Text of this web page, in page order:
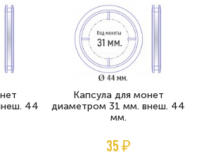
44
Капсула для монет
диаметром 31 мм. внеш. 44
мм.
35 ₽